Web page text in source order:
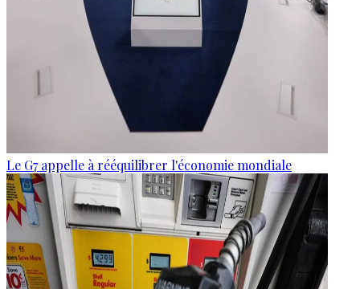
Le G7 appelle à rééquilibrer l'économie mondiale